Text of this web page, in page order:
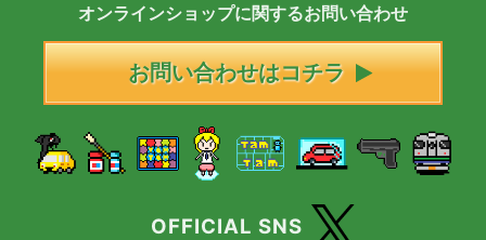
オンラインショップに関するお問い合わせ
お問い合わせはコチラ
OFFICIAL SNS